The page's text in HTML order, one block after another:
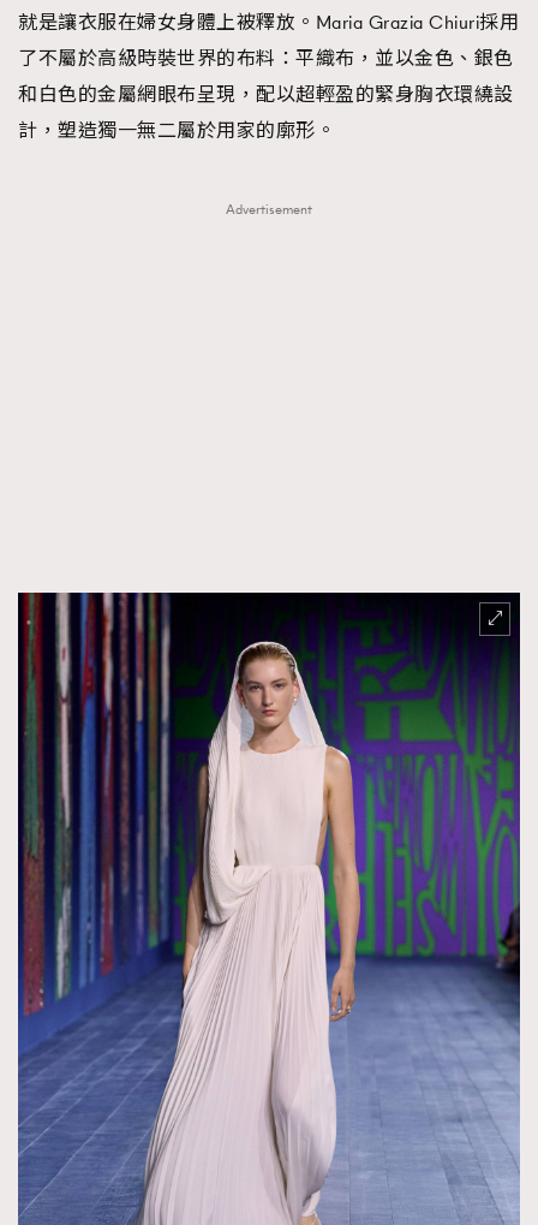
就是讓衣服在婦女身體上被釋放。Maria Grazia Chiuri採用
了不屬於高級時裝世界的布料：平織布，並以金色、銀色
和白色的金屬網眼布呈現，配以超輕盈的緊身胸衣環繞設
計，塑造獨一無二屬於用家的廓形。
Advertisement